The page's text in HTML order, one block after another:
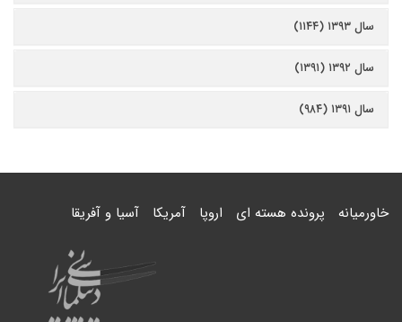
سال ۱۳۹۳ (۱۱۴۴)
سال ۱۳۹۲ (۱۳۹۱)
سال ۱۳۹۱ (۹۸۴)
خاورمیانه پرونده هسته ای اروپا آمریکا آسیا و آفریقا